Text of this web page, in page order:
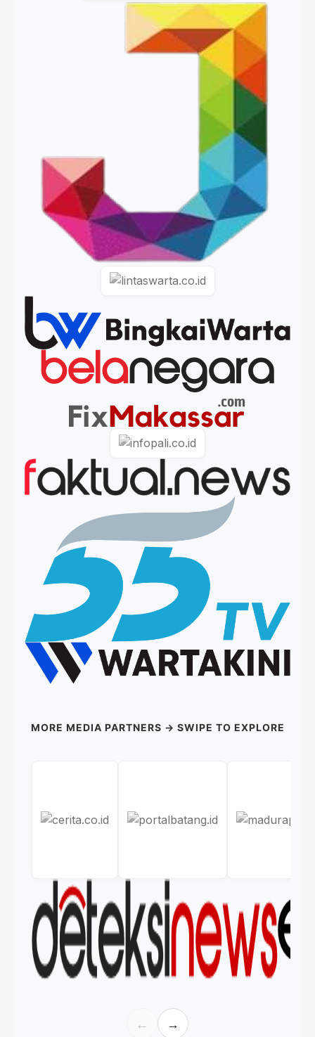
MORE MEDIA PARTNERS → SWIPE TO EXPLORE
← →